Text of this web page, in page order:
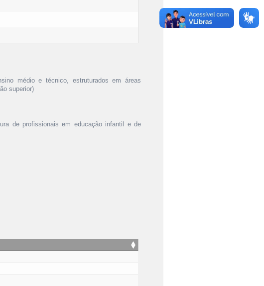
médio e técnico, estruturados em áreas
superior)
de profissionais em educação infantil e de